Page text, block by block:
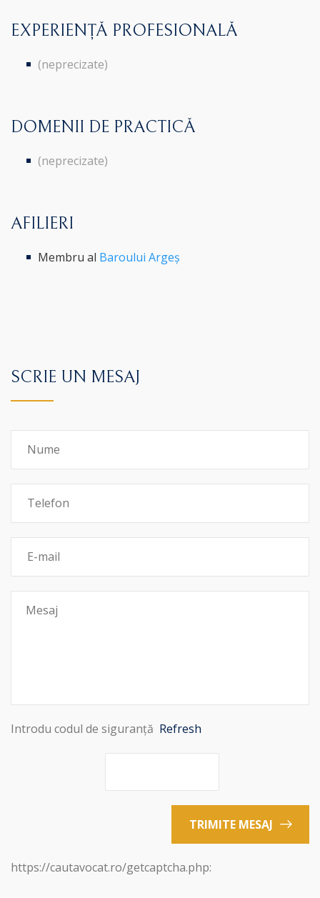
EXPERIENȚĂ PROFESIONALĂ
(neprecizate)
DOMENII DE PRACTICĂ
(neprecizate)
AFILIERI
Membru al Baroului Argeș
SCRIE UN MESAJ
Introdu codul de siguranță Refresh
TRIMITE MESAJ
https://cautavocat.ro/getcaptcha.php: